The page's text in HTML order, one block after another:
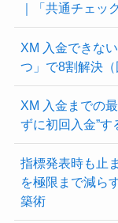
｜「共通チェッ
XM 入金できな
つ」で8割解決（
XM 入金までの
ずに初回入金”す
指標発表時も止
を極限まで減ら
築術